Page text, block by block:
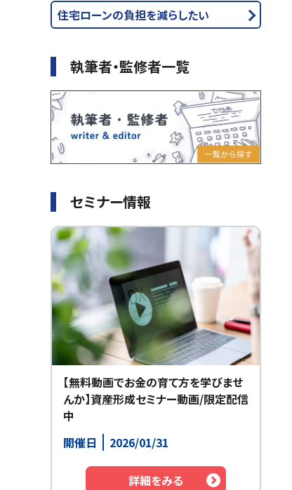
住宅ローンの負担を減らしたい
執筆者・監修者一覧
セミナー情報
【無料動画でお金の育て方を学びませ
んか】資産形成セミナー動画/限定配信
中
開催日
2026/01/31
詳細をみる